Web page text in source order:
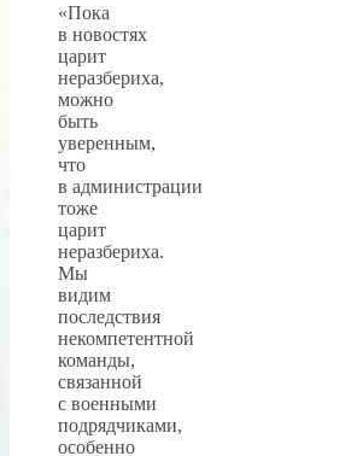
«Пока
в новостях
царит
неразбериха,
можно
быть
уверенным,
что
в администрации
тоже
царит
неразбериха.
Мы
видим
последствия
некомпетентной
команды,
связанной
с военными
подрядчиками,
особенно